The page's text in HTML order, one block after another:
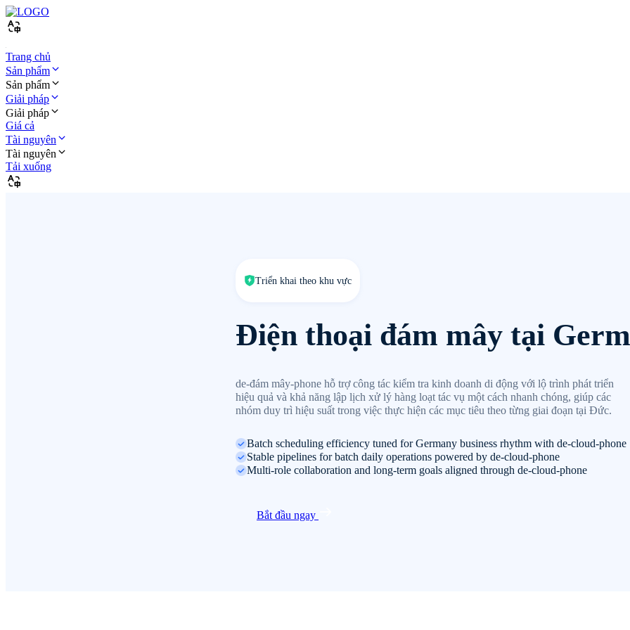
Trang chủ
Sản phẩm
Sản phẩm
Giải pháp
Giải pháp
Giá cả
Tài nguyên
Tài nguyên
Tải xuống
Triển khai theo khu vực
Điện thoại đám mây tại
de-đám mây-phone hỗ trợ công tác kiểm tra kinh doanh di động với lộ trình phát triển
hiệu quả và khả năng lập lịch xử lý hàng loạt tác vụ một cách nhanh chóng, giúp các
nhóm duy trì hiệu suất trong việc thực hiện các mục tiêu theo từng giai đoạn tại Đức.
Batch scheduling efficiency tuned for Germany business rhythm with de-cloud-phone
Stable pipelines for batch daily operations powered by de-cloud-phone
Multi-role collaboration and long-term goals aligned through de-cloud-phone
Bắt đầu ngay